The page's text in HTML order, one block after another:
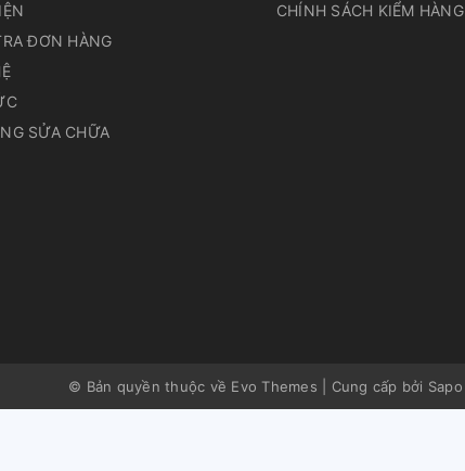
ĐƠN HÀNG
SỬA CHỮA
CHÍNH SÁCH KIỂM HÀNG
© Bản quyền thuộc về Evo Themes Cung cấp bởi Sapo